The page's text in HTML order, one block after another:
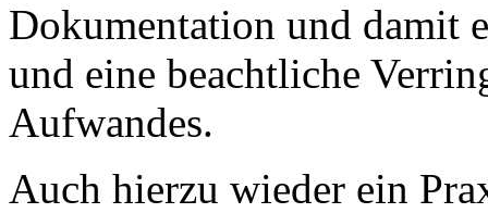
Dokumentation und damit
und eine beachtliche
Aufwandes.
Auch hierzu wieder ein